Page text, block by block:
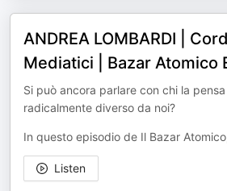
ANDREA LOMBARDI |
Mediatici | Bazar Atomico
Si può ancora parlare con chi la
radicalmente diverso da noi?
In questo episodio de Il Bazar
Listen